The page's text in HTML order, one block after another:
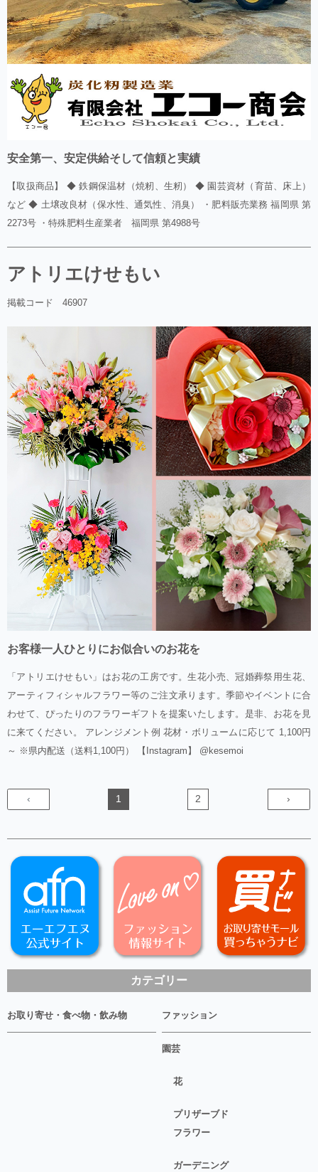
カテゴリー
お取り寄せ・食べ物・飲み物 ファッション
園芸
花
プリザーブド
フラワー
ガーデニング
安全第一、安定供給そして信頼と実績
【取扱商品】 ◆ 鉄鋼保温材（焼籾、生籾） ◆ 園芸資材（育苗、床上）
など ◆ 土壌改良材（保水性、通気性、消臭） ・肥料販売業務 福岡県 第
2273号 ・特殊肥料生産業者 福岡県 第4988号
アトリエけせもい
掲載コード 46907
お客様一人ひとりにお似合いのお花を
「アトリエけせもい」はお花の工房です。生花小売、冠婚葬祭用生花、
アーティフィシャルフラワー等のご注文承ります。季節やイベントに合
わせて、ぴったりのフラワーギフトを提案いたします。是非、お花を見
に来てください。 アレンジメント例 花材・ボリュームに応じて 1,100円
～ ※県内配送（送料1,100円） 【Instagram】 @kesemoi
‹ 1 2 ›